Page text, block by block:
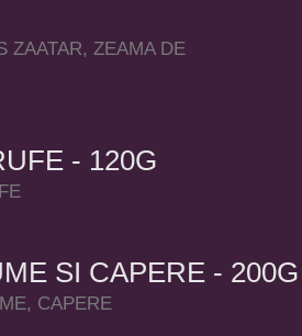
ZAATAR, ZEAMA DE
- 120G
SI CAPERE - 200G
CAPERE